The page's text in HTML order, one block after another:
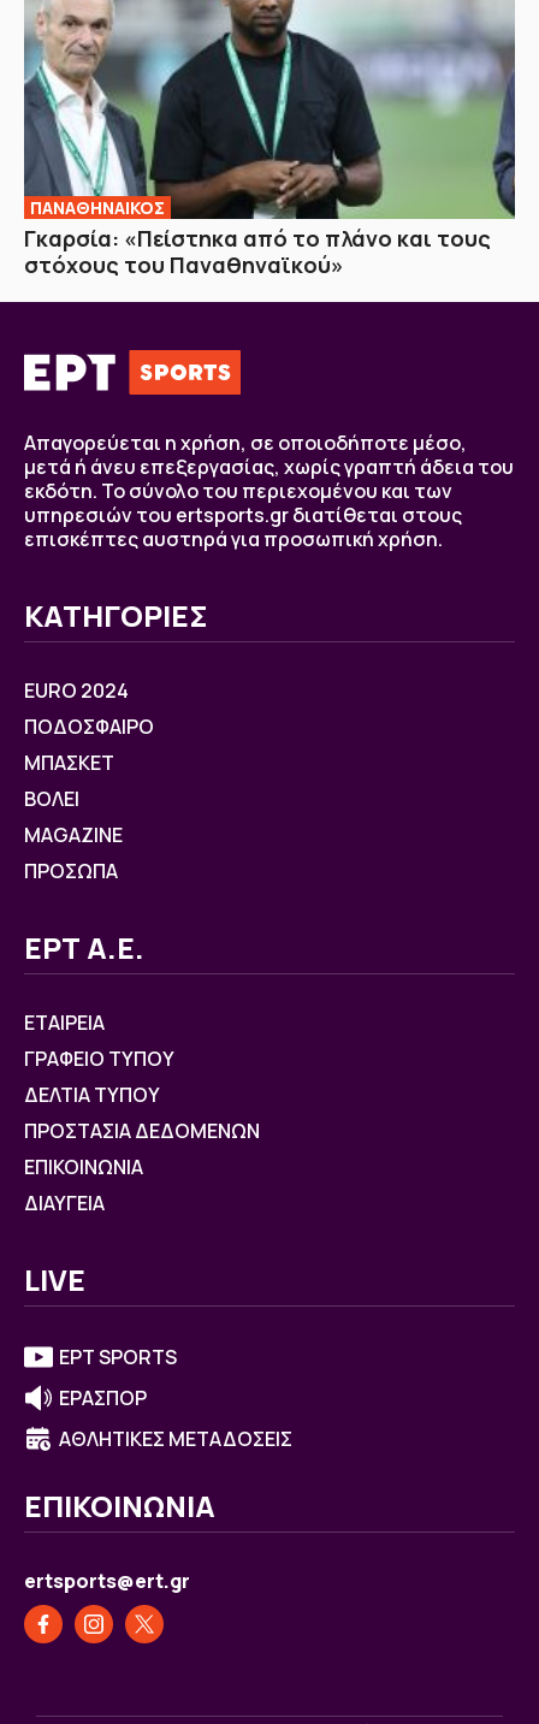
ΠΑΝΑΘΗΝΑΙΚΟΣ
Γκαρσία: «Πείστηκα από το πλάνο και τους
στόχους του Παναθηναϊκού»
Απαγορεύεται η χρήση, σε οποιοδήποτε μέσο,
μετά ή άνευ επεξεργασίας, χωρίς γραπτή άδεια του
εκδότη. Το σύνολο του περιεχομένου και των
υπηρεσιών του ertsports.gr διατίθεται στους
επισκέπτες αυστηρά για προσωπική χρήση.
ΚΑΤΗΓΟΡΙΕΣ
EURO 2024
ΠΟΔΟΣΦΑΙΡΟ
ΜΠΑΣΚΕΤ
ΒOΛΕΙ
MAGAZINE
ΠΡΟΣΩΠΑ
ΕΡΤ Α.Ε.
ΕΤΑΙΡΕΙΑ
ΓΡΑΦΕΙΟ ΤΥΠΟΥ
ΔΕΛΤΙΑ ΤΥΠΟΥ
ΠΡΟΣΤΑΣΙΑ ΔΕΔΟΜΕΝΩΝ
ΕΠΙΚΟΙΝΩΝΙΑ
ΔΙΑΥΓΕΙΑ
LIVE
ΕΡΤ SPORTS
ΕΡΑΣΠΟΡ
ΑΘΛΗΤΙΚΕΣ ΜΕΤΑΔΟΣΕΙΣ
ΕΠΙΚΟΙΝΩΝΙΑ
ertsports@ert.gr